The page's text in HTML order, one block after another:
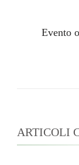
Evento
ARTICOLI